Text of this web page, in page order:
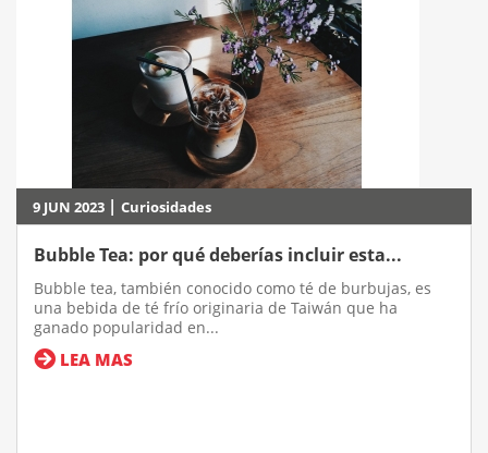
9 JUN 2023 | Curiosidades
Bubble Tea: por qué deberías incluir esta...
Bubble tea, también conocido como té de burbujas, es
una bebida de té frío originaria de Taiwán que ha
ganado popularidad en...
LEA MAS